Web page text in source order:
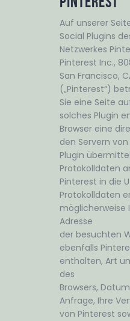
Auf unserer
Social Plugins
Netzwerkes
Pinterest Inc.,
San Francisco,
(„Pinterest“)
Sie eine Seite
solches Plugin
Browser eine
den Servern
Plugin
Protokolldaten
Pinterest in die
Protokolldaten
möglicherweise
Adresse
der besuchten
ebenfalls
enthalten, Art
des
Browsers,
Anfrage, Ihre
von Pinterest